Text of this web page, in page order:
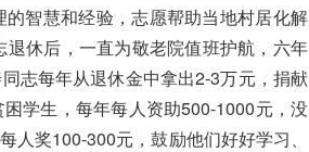
智慧和经验，志愿帮助当地村居化解
休后，一直为敬老院值班护航，六年
志每年从退休金中拿出2-3万元，捐献
学生，每年每人资助500-1000元，没
奖100-300元，鼓励他们好好学习、